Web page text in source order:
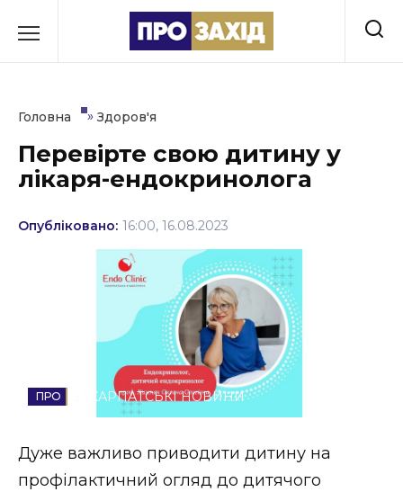
до
Культура
Освіта
Стиль життя
Втрачений Ужгород
Головна » Здоров'я
Перевірте свою дитину у
лікаря-ендокринолога
Опубліковано: 16:00, 16.08.2023
ЗАКАРПАТСЬКІ НОВИНИ
Дуже важливо приводити дитину на
профілактичний огляд до дитячого